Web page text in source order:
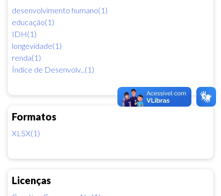
desenvolvimento humano(1)
educação(1)
IDH(1)
longevidade(1)
renda(1)
Índice de Desenvolv...(1)
Formatos
XLSX(1)
Licenças